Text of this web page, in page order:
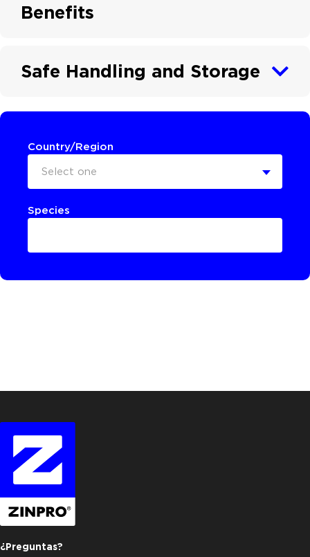
Benefits
Safe Handling and Storage
Country/Region
Select one
Species
¿Preguntas?